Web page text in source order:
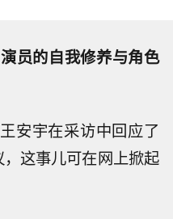
员的自我修养与角色
安宇在采访中回应了
，这事儿可在网上掀起